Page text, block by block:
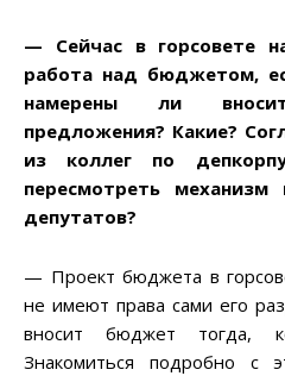
— Сейчас в горсовете
работа над бюджетом,
намерены ли
предложения? Какие?
из коллег по
пересмотреть механизм
депутатов?
— Проект бюджета в
не имеют права сами его
вносит бюджет тогда,
Знакомиться подробно с